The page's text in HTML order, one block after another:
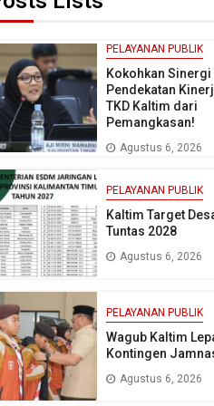
PELAYANAN PUBLIK
Kokohkan Sinergi
Pendekatan
TKD Kaltim dari
Pemangkasan!
Agustus 6, 2026
PELAYANAN PUBLIK
Kaltim Target
Tuntas 2028
Agustus 6, 2026
PELAYANAN PUBLIK
Wagub Kaltim
Kontingen Jamnas
Agustus 6, 2026